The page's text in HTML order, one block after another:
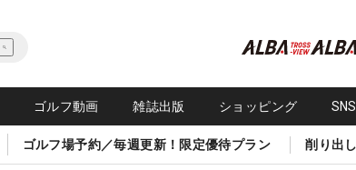
ゴルフ動画 雑誌出版 ショッピング
ゴルフ場予約／毎週更新！限定優待プラン 削り出